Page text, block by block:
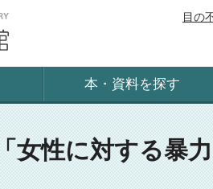
目の
本・資料を探す
「女性に対する暴